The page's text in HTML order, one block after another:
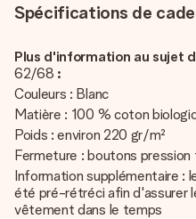
Spécifications de
Plus d'information au sujet
62/68 :
Couleurs : Blanc
Matière : 100 % coton
Poids : environ 220 gr/m²
Fermeture : boutons pression
Information supplémentaire :
été pré-rétréci afin d'assurer
vêtement dans le temps